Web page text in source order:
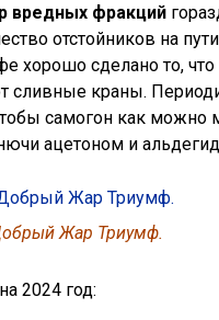
вредных фракций
отстойников на
хорошо сделано то, что
сливные краны.
самогон как
ацетоном и
Жар Триумф.
2024 год: